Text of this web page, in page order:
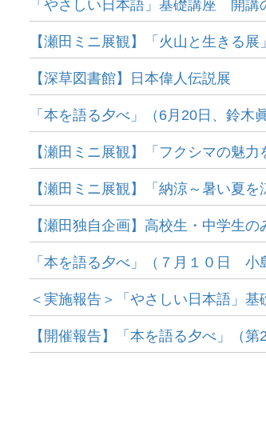
「やさしい日本語」基礎講座 開講
【瀬田ミニ展観】「火山と生きる展」
【深草図書館】日本偉人伝説展
「本を語る夕べ」（6月20日、鈴木
【瀬田ミニ展観】「フクシマの魅力
【瀬田ミニ展観】「納涼～暑い夏を
【瀬田独自企画】高校生・中学生
「本を語る夕べ」（７月１０日
＜実施報告＞「やさしい日本語」基
【開催報告】「本を語る夕べ」（第